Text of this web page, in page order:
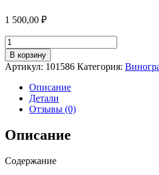
1 500,00 ₽
Количество
товара
Виноград
сорт
Рошфор
синий
описание
особенности
раннего
столового
В корзину
Артикул: 101586 Категория:
Описание
Детали
Отзывы (0)
Описание
Содержание